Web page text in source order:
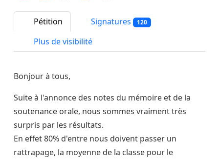
Pétition Signatures 120
Plus de visibilité
Bonjour à tous,
Suite à l'annonce des notes du mémoire et de la
soutenance orale, nous sommes vraiment très
surpris par les résultats.
En effet 80% d'entre nous doivent passer un
rattrapage, la moyenne de la classe pour le